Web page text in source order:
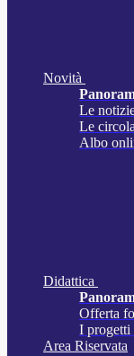
Novità
Le
Le
Albo
Didattica
Offerta
I progetti
Area Riservata